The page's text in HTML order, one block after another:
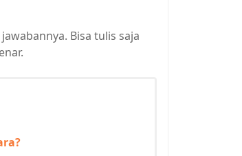
Bisa tulis saja